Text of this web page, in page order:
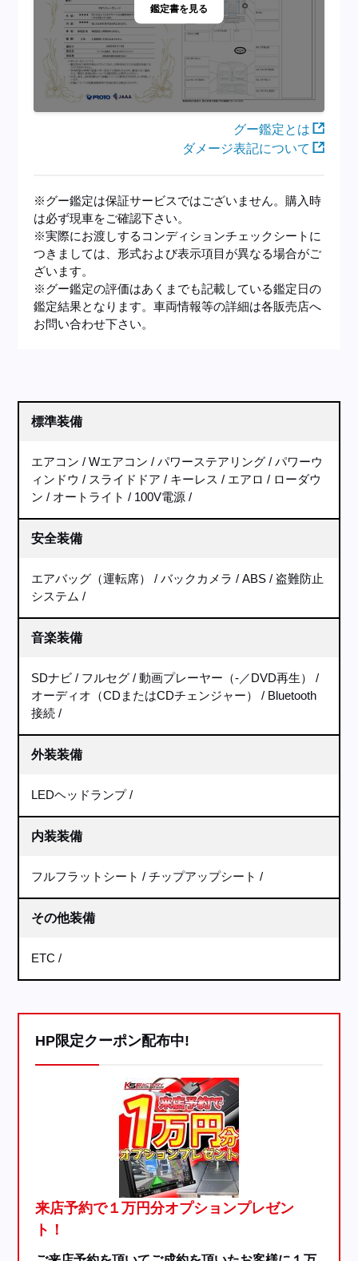
鑑定書を見る
グー鑑定とは
ダメージ表記について
※グー鑑定は保証サービスではございません。購入時
は必ず現車をご確認下さい。
※実際にお渡しするコンディションチェックシートに
つきましては、形式および表示項目が異なる場合がご
ざいます。
※グー鑑定の評価はあくまでも記載している鑑定日の
鑑定結果となります。車両情報等の詳細は各販売店へ
お問い合わせ下さい。
標準装備
エアコン Wエアコン パワーステアリング
パワーウ
ィンドウ
スライドドア キーレス エアロ
ローダウ
ン
オートライト 100V電源
安全装備
エアバッグ（運転席） バックカメラ ABS
盗難防止
システム
音楽装備
SDナビ フルセグ
動画プレーヤー（-／DVD再生）
オーディオ（CDまたはCDチェンジャー）
Bluetooth
接続
外装装備
LEDヘッドランプ
内装装備
フルフラットシート チップアップシート
その他装備
ETC
HP限定クーポン配布中!
来店予約で１万円分オプションプレゼン
ト！